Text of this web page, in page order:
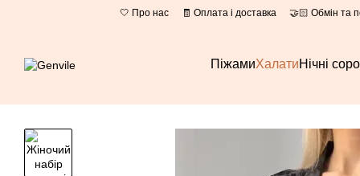
Перейти до основного контенту
🤍 Про нас 🧾 Оплата і доставка 🤝🏻 Обмін та
ПіжамиХалатиНічні